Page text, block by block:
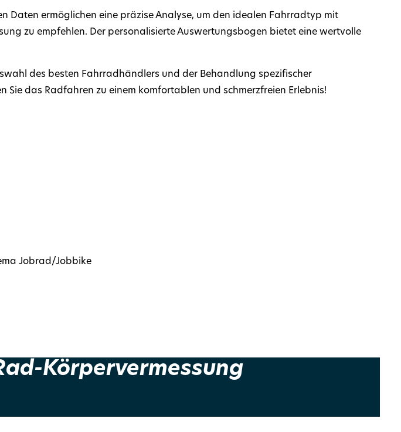
Daten ermöglichen eine präzise Analyse, um den idealen Fahrradtyp mit
zu empfehlen. Der personalisierte Auswertungsbogen bietet eine wertvolle
des besten Fahrradhändlers und der Behandlung spezifischer
das Radfahren zu einem komfortablen und schmerzfreien Erlebnis!
Jobrad/Jobbike
Körpervermessung